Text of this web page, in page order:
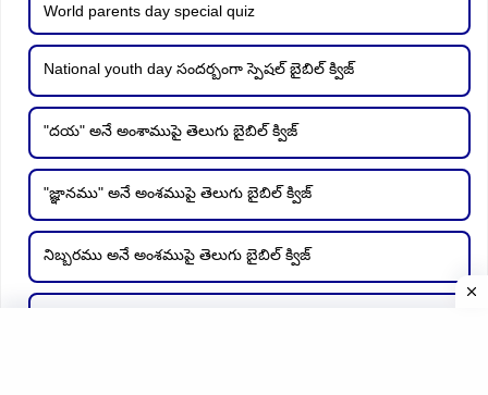
World parents day special quiz
National youth day సందర్బంగా స్పెషల్ బైబిల్ క్విజ్
"దయ" అనే అంశాముపై తెలుగు బైబిల్ క్విజ్
"జ్ఞానము" అనే అంశముపై తెలుగు బైబిల్ క్విజ్
నిబ్బరము అనే అంశముపై తెలుగు బైబిల్ క్విజ్